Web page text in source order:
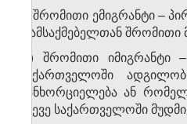
ზ) შრომითი ემიგრანტი –
დამსაქმებელთან
თ) შრომითი იმიგრანტი
საქართველოში
განხორციელება ან
ასევე საქართველოში